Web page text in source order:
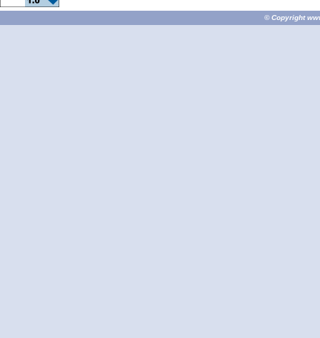
© Copyright